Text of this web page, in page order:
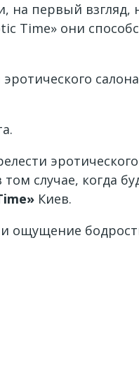
на первый взгляд,
Time» они
случае, когда
Киев.
ощущение